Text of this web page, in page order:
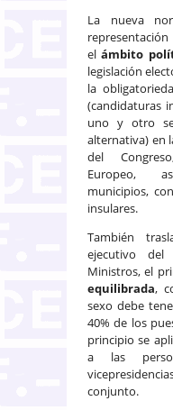
La nueva
elámbito
legislación
la
(candidaturas
uno y otro
alternativa) en
del
Europeo,
municipios,
insulares.
También
ejecutivo
Ministros, el
equilibrada,
sexo debe
40% de los
principio se
a las
conjunto.